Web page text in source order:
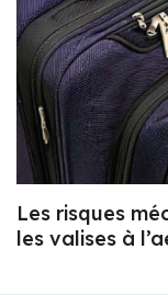
Les risques
les valises à